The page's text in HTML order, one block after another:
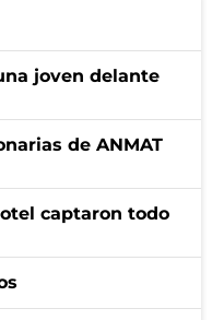
joven delante
de ANMAT
captaron todo